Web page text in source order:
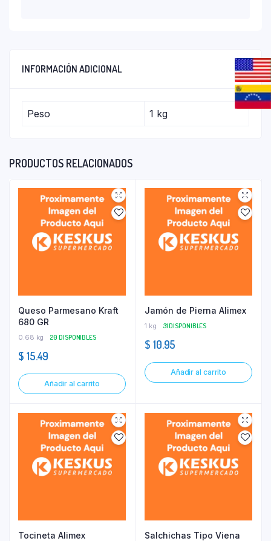
INFORMACIÓN ADICIONAL
Peso 1 kg
PRODUCTOS RELACIONADOS
Queso Parmesano Kraft
680 GR
0.68 kg 20 DISPONIBLES
$ 15.49
Añadir al carrito
Jamón de Pierna Alimex
1 kg 31 DISPONIBLES
$ 10.95
Añadir al carrito
Tocineta Alimex
Salchichas Tipo Viena